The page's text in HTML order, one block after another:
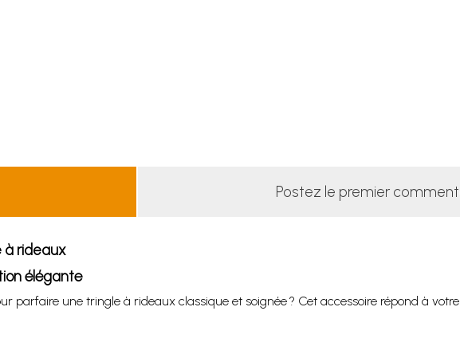
Postez le premier
à rideaux
élégante
parfaire une tringle à rideaux classique et soignée ? Cet accessoire répond à